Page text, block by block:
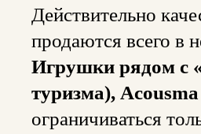
Действительно
продаются всего в
Игрушки рядом с
туризма),
ограничиваться